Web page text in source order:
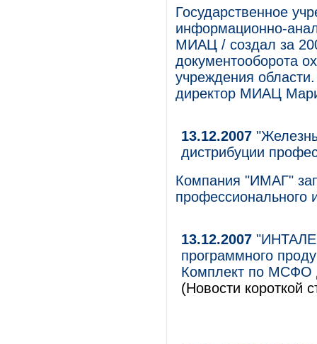
Государственное
информационно-
МИАЦ / создал за
документооборота
учреждения
директор МИАЦ
13.12.2007
дистрибуции
Компания "ИМАГ"
профессионального
13.12.2007
программного
Комплект по МСФО
(Новости короткой